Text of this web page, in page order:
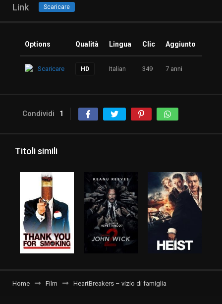
Link Scaricare
Options Qualità Lingua Clic Aggiunto
Scaricare HD Italian 349 7 anni
Condividi 1
Titoli simili
Home Film HeartBreakers – vizio di famiglia